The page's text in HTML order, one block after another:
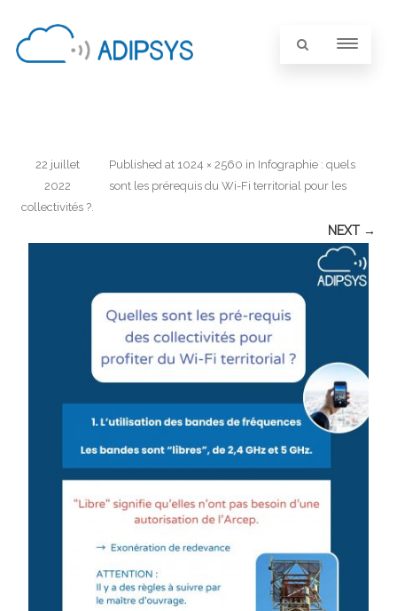
Published
22 juillet
2022
at 1024 × 2560 in Infographie : quels
sont les prérequis du Wi-Fi territorial pour les
collectivités ?.
NEXT →